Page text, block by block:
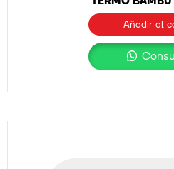
Añadir al